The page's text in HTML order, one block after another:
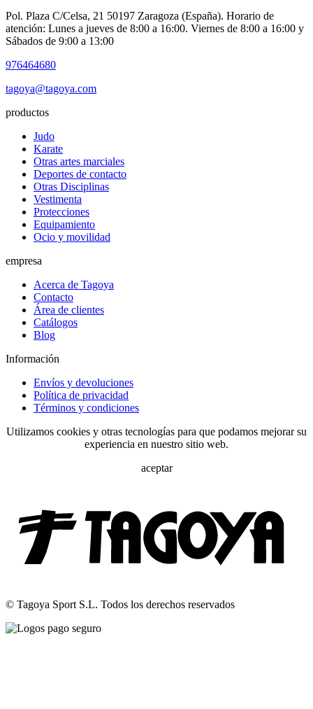
Pol. Plaza C/Celsa, 21 50197 Zaragoza (España). Horario de
atención: Lunes a jueves de 8:00 a 16:00. Viernes de 8:00 a 16:00 y
Sábados de 9:00 a 13:00
976464680
tagoya@tagoya.com
productos
Judo
Karate
Otras artes marciales
Deportes de contacto
Otras Disciplinas
Vestimenta
Protecciones
Equipamiento
Ocio y movilidad
empresa
Acerca de Tagoya
Contacto
Área de clientes
Catálogos
Blog
Información
Envíos y devoluciones
Política de privacidad
Términos y condiciones
Utilizamos cookies y otras tecnologías para que podamos mejorar su
experiencia en nuestro sitio web.
aceptar
© Tagoya Sport S.L. Todos los derechos reservados